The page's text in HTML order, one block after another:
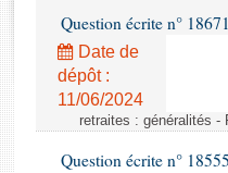
Rapports législatifs
Rapports sur l'application
Baromètre de l’application
Question écrite n°
Date de
dépôt :
11/06/2024
retraites : généralités -
Question écrite n°